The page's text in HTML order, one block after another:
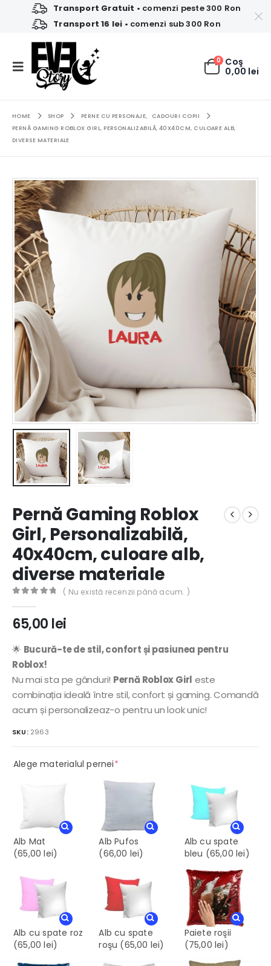
Transport Gratuit • comenzi peste 300 Ron
Transport 16 lei • comenzi sub 300 Ron
0 Coş
0,00 lei
HOME SHOP PERNE CU PERSONAJE,
CADOURI COPII
PERNĂ GAMING ROBLOX GIRL, PERSONALIZABILĂ, 40X40CM, CULOARE ALB,
DIVERSE MATERIALE
Pernă Gaming Roblox
Girl, Personalizabilă,
40x40cm, culoare alb,
diverse materiale
( Nu există recenzii până acum. )
65,00 lei
🌟 Bucură-te de stil, confort și pasiunea pentru
Roblox!
Nu mai sta pe gânduri! Pernă Roblox Girl este
combinația ideală între stil, confort și gaming. Comandă
acum și personalizeaz-o pentru un look unic!
SKU: 2963
Alege materialul pernei*(required)
Alb Mat
(65,00 lei)
Alb Pufos
(66,00 lei)
Alb cu spate
bleu (65,00 lei)
Alb cu spate roz
(65,00 lei)
Alb cu spate
roşu (65,00 lei)
Paiete roşii
(75,00 lei)